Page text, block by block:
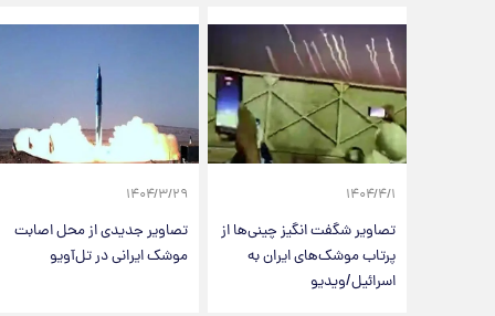
۱۴۰۴/۴/۱
تصاویر شگفت انگیز چینی‌ها از
پرتاب موشک‌های ایران به
اسرائیل/ویدیو
۱۴۰۴/۳/۲۹
تصاویر جدیدی از محل اصابت
موشک ایرانی در تل‌آویو